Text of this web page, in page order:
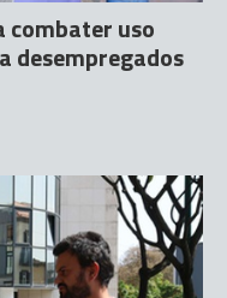
combater uso
desempregados